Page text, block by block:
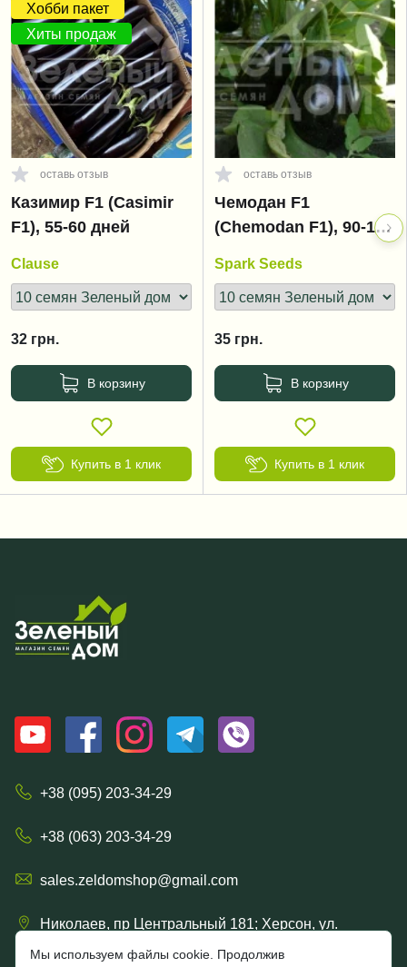
Хобби пакет
Хиты продаж
оставь отзыв
Казимир F1 (Casimir
F1), 55-60 дней
Clause
32 грн.
В корзину
Купить в 1 клик
оставь отзыв
Чемодан F1
(Chemodan F1), 90-105
Spark Seeds
35 грн.
В корзину
Купить в 1 клик
+38 (095) 203-34-29
+38 (063) 203-34-29
sales.zeldomshop@gmail.com
Николаев, пр Центральный 181; Херсон, ул.
Мы используем файлы cookie. Продолжив